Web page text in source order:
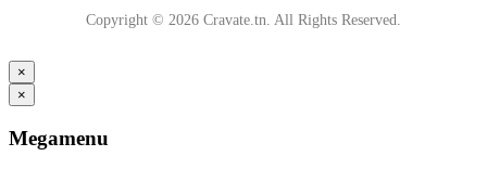
Copyright © 2026 Cravate.tn. All Rights Reserved.
×
×
Megamenu